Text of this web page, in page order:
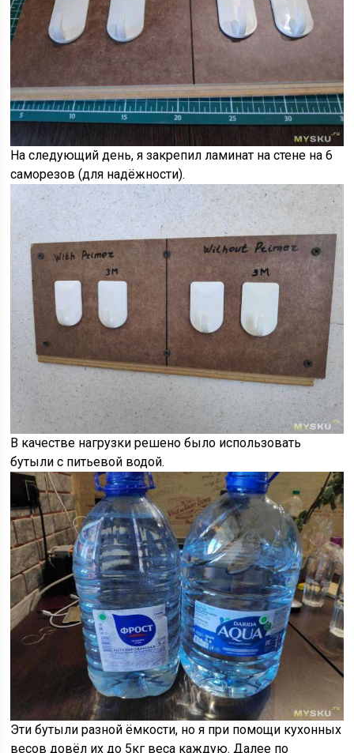
На следующий день, я закрепил ламинат на стене на 6
саморезов (для надёжности).
В качестве нагрузки решено было использовать
бутыли с питьевой водой.
Эти бутыли разной ёмкости, но я при помощи кухонных
весов довёл их до 5кг веса каждую. Далее по